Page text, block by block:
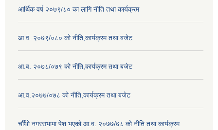
आर्थिक वर्ष २०७९/८० का लागि नीति तथा कार्यक्रम
आ.व. २०७९/०८० को नीति,कार्यक्रम तथा बजेट
आ.व. २०७८/०७९ को नीति,कार्यक्रम तथा बजेट
आ.व.२०७७/०७८ को नीति,कार्यक्रम तथा बजेट
चौँथो नगरसभामा पेश भएको आ.व. २०७७/७८ को नीति तथा कार्यक्रम